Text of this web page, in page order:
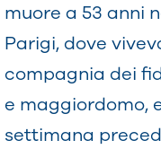
muore a 53 anni
Parigi, dove
compagnia dei
e maggiordomo,
settimana